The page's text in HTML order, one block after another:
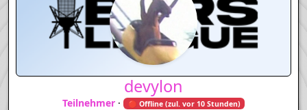
devylon
Teilnehmer ·
🔴 Offline (zul. vor 10 Stunden)